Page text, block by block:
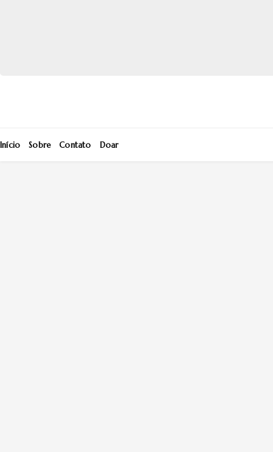
Início Sobre Contato Doar